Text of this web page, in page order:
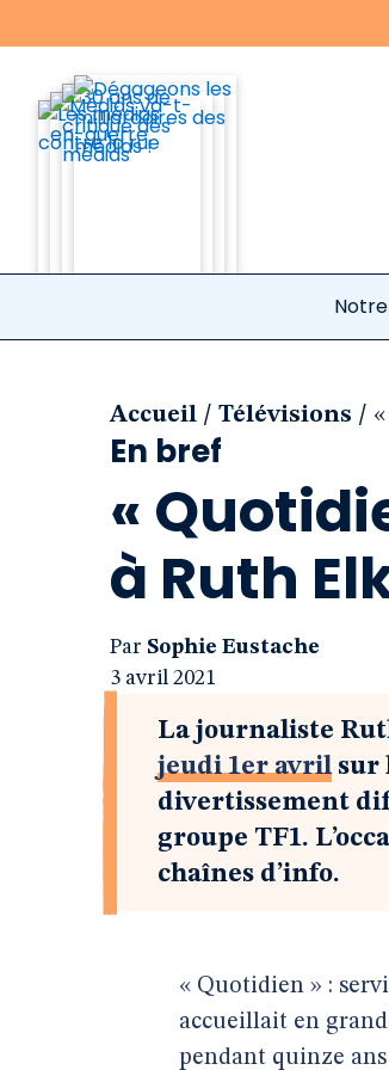
Accueil / Télévisions /
En bref
«
à Ruth
Par Sophie Eustache
3 avril 2021
La journaliste
jeudi 1er avrilsur
divertissement
groupe TF1.
chaînes d’info.
« Quotidien » :
accueillait en
pendant quinze